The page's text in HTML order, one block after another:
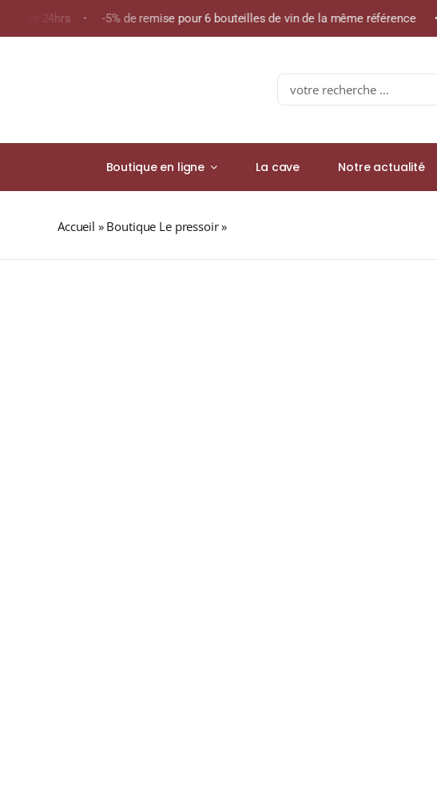
24hrs • -5% de remise pour 6 bouteilles de vin de la même référence •
Search
for:
Boutique en ligne La cave Notre actualité
Accueil » Boutique Le pressoir»